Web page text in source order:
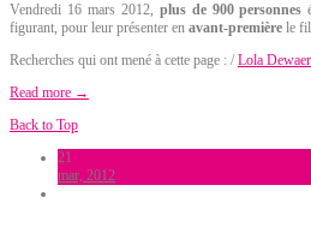
Vendredi 16 mars 2012, plus de 900 personnes
figurant, pour leur présenter en avant-première le
Recherches qui ont mené à cette page : / Lola
Read more →
Back to Top
21
mar, 2012